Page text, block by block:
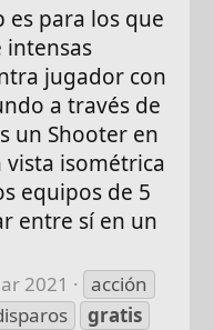
es para los que
jugador con
a través de
un Shooter en
isométrica
equipos de 5
entre sí en un
2021
acción
gratis